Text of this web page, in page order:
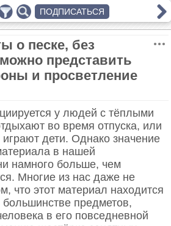
о песке, без
представить
и просветление
у людей с тёплыми
во время отпуска, или
дети. Однако значение
в нашей
намного больше, чем
Многие из нас даже не
что этот материал находится
большинстве предметов,
в его повседневной
ПОДПИСАТЬСЯ